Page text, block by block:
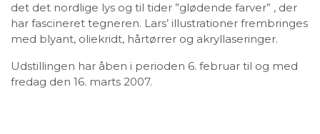
det det nordlige lys og til tider ”glødende farver” , der
har fascineret tegneren. Lars’ illustrationer frembringes
med blyant, oliekridt, hårtørrer og akryllaseringer.
Udstillingen har åben i perioden 6. februar til og med
fredag den 16. marts 2007.